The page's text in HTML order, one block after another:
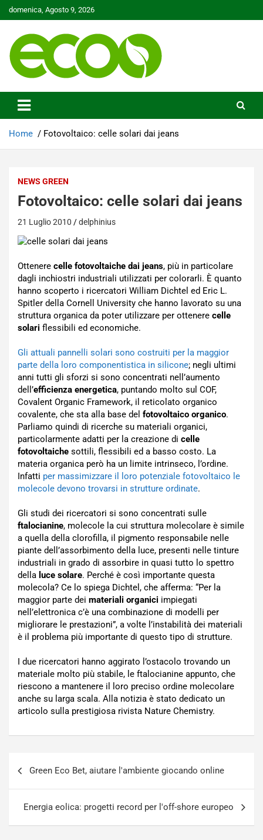
Skip
to
domenica, Agosto 9, 2026
Ecoo.it
Home Fotovoltaico: celle solari dai jeans
NEWS GREEN
Fotovoltaico: celle solari dai jeans
21 Luglio 2010 delphinius
Ottenere celle fotovoltaiche dai jeans, più in particolare
dagli inchiostri industriali utilizzati per colorarli. È quanto
hanno scoperto i ricercatori William Dichtel ed Eric L.
Spitler della Cornell University che hanno lavorato su una
struttura organica da poter utilizzare per ottenere celle
solari flessibili ed economiche.
Gli attuali pannelli solari sono costruiti per la maggior
parte della loro componentistica in silicone; negli ultimi
anni tutti gli sforzi si sono concentrati nell’aumento
dell’efficienza energetica, puntando molto sul COF,
Covalent Organic Framework, il reticolato organico
covalente, che sta alla base del fotovoltaico organico.
Parliamo quindi di ricerche su materiali organici,
particolarmente adatti per la creazione di celle
fotovoltaiche sottili, flessibili ed a basso costo. La
materia organica però ha un limite intrinseco, l’ordine.
Infatti per massimizzare il loro potenziale fotovoltaico le
molecole devono trovarsi in strutture ordinate.
Gli studi dei ricercatori si sono concentrati sulle
ftalocianine, molecole la cui struttura molecolare è simile
a quella della clorofilla, il pigmento responsabile nelle
piante dell’assorbimento della luce, presenti nelle tinture
industriali in grado di assorbire in quasi tutto lo spettro
della luce solare. Perché è così importante questa
molecola? Ce lo spiega Dichtel, che afferma: “Per la
maggior parte dei materiali organici impiegati
nell’elettronica c’è una combinazione di modelli per
migliorare le prestazioni”, a volte l’instabilità dei materiali
è il problema più importante di questo tipo di strutture.
I due ricercatori hanno aggirato l’ostacolo trovando un
materiale molto più stabile, le ftalocianine appunto, che
riescono a mantenere il loro preciso ordine molecolare
anche su larga scala. Alla notizia è stato dedicato un
articolo sulla prestigiosa rivista Nature Chemistry.
Green Eco Bet, aiutare l'ambiente giocando online
Energia eolica: progetti record per l'off-shore europeo